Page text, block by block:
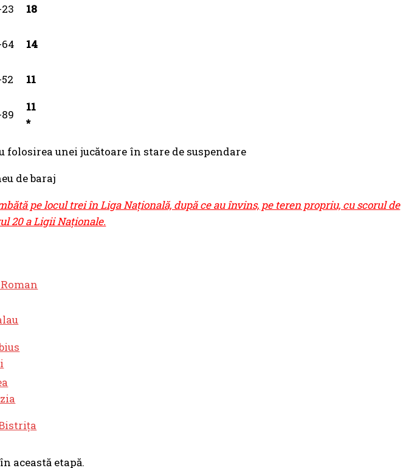
18
64 14
11
11
*
folosirea unei jucătoare în stare de suspendare
de baraj
pe locul trei în Liga Națională, după ce au învins, pe teren propriu, cu scorul de
20 a Ligii Naționale.
această etapă.